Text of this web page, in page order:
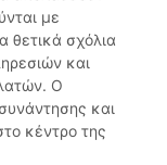
με
θετικά σχόλια
και
Ο
και
κέντρο της